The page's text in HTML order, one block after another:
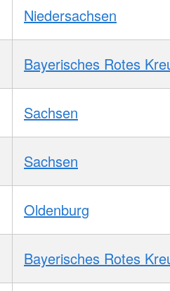
Niedersachsen
Bayerisches Rotes
Sachsen
Sachsen
Oldenburg
Bayerisches Rotes